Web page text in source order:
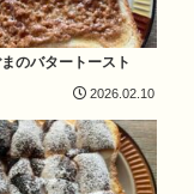
のバタートースト
2026.02.10